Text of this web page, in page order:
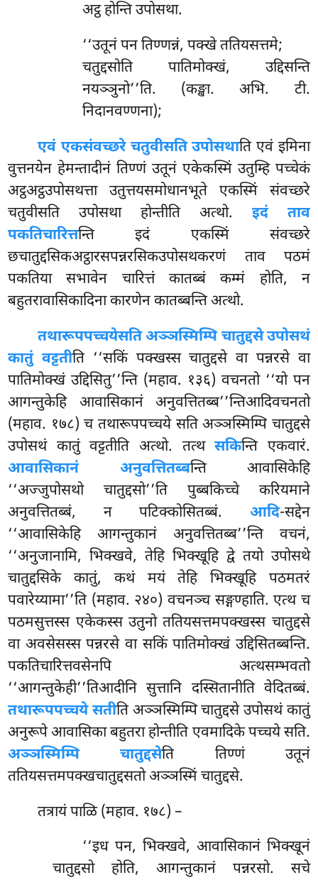
अट्ठ होन्ति उपोसथा.
‘‘उतूनं पन तिण्णन्नं, पक्खे ततियसत्तमे;
चतुद्दसोति पातिमोक्खं, उद्दिसन्ति
नयञ्ञुनो’’ति. (कङ्खा. अभि. टी.
निदानवण्णना);
एवं एकसंवच्छरे चतुवीसति उपोसथाति एवं इमिना
वुत्तनयेन हेमन्तादीनं तिण्णं उतूनं एकेकस्मिं उतुम्हि पच्चेकं
अट्ठअट्ठउपोसथत्ता उतुत्तयसमोधानभूते एकस्मिं संवच्छरे
चतुवीसति उपोसथा होन्तीति अत्थो. इदं ताव
पकतिचारित्तन्ति इदं एकस्मिं संवच्छरे
छचातुद्दसिकअट्ठारसपन्नरसिकउपोसथकरणं ताव पठमं
पकतिया सभावेन चारित्तं कातब्बं कम्मं होति, न
बहुतरावासिकादिना कारणेन कातब्बन्ति अत्थो.
तथारूपपच्चयेसति अञ्ञस्मिम्पि चातुद्दसे उपोसथं
कातुं वट्टतीति ‘‘सकिं पक्खस्स चातुद्दसे वा पन्नरसे वा
पातिमोक्खं उद्दिसितु’’न्ति (महाव. १३६) वचनतो ‘‘यो पन
आगन्तुकेहि आवासिकानं अनुवत्तितब्ब’’न्तिआदिवचनतो
(महाव. १७८) च तथारूपपच्चये सति अञ्ञस्मिम्पि चातुद्दसे
उपोसथं कातुं वट्टतीति अत्थो. तत्थसकिन्ति एकवारं.
आवासिकानं अनुवत्तितब्बन्ति आवासिकेहि
‘‘अज्जुपोसथो चातुद्दसो’’ति पुब्बकिच्चे करियमाने
अनुवत्तितब्बं, न पटिक्कोसितब्बं. आदि-सद्देन
‘‘आवासिकेहि आगन्तुकानं अनुवत्तितब्ब’’न्ति वचनं,
‘‘अनुजानामि, भिक्खवे, तेहि भिक्खूहि द्वे तयो उपोसथे
चातुद्दसिके कातुं, कथं मयं तेहि भिक्खूहि पठमतरं
पवारेय्यामा’’ति (महाव. २४०) वचनञ्च सङ्गण्हाति. एत्थ च
पठमसुत्तस्स एकेकस्स उतुनो ततियसत्तमपक्खस्स चातुद्दसे
वा अवसेसस्स पन्नरसे वा सकिं पातिमोक्खं उद्दिसितब्बन्ति.
पकतिचारित्तवसेनपि अत्थसम्भवतो
‘‘आगन्तुकेही’’तिआदीनि सुत्तानि दस्सितानीति वेदितब्बं.
तथारूपपच्चये सतीति अञ्ञस्मिम्पि चातुद्दसे उपोसथं कातुं
अनुरूपे आवासिका बहुतरा होन्तीति एवमादिके पच्चये सति.
अञ्ञस्मिम्पि चातुद्दसेति तिण्णं उतूनं
ततियसत्तमपक्खचातुद्दसतो अञ्ञस्मिं चातुद्दसे.
तत्रायंपाळि (महाव. १७८) –
‘‘इध पन, भिक्खवे, आवासिकानं भिक्खूनं
चातुद्दसो होति, आगन्तुकानं पन्नरसो. सचे